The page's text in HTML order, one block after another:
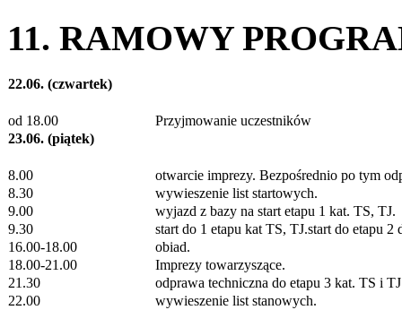
11. RAMOWY
22.06. (czwartek)
od 18.00
Przyjmowanie uczestników
23.06. (piątek)
8.00
otwarcie imprezy. Bezpośrednio po tym
8.30
wywieszenie list startowych.
9.00
wyjazd z bazy na start etapu 1 kat. TS, TJ.
9.30
start do 1 etapu kat TS, TJ.start do etapu
16.00-18.00
obiad.
18.00-21.00
Imprezy towarzyszące.
21.30
odprawa techniczna do etapu 3 kat. TS i TJ
22.00
wywieszenie list stanowych.